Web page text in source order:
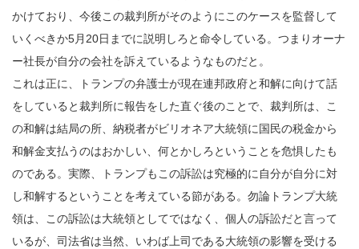
かけており、今後この裁判所がそのようにこのケースを監督して
いくべきか5月20日までに説明しろと命令している。つまりオーナ
ー社長が自分の会社を訴えているようなものだと。
これは正に、トランプの弁護士が現在連邦政府と和解に向けて話
をしていると裁判所に報告をした直ぐ後のことで、裁判所は、こ
の和解は結局の所、納税者がビリオネア大統領に国民の税金から
和解金支払うのはおかしい、何とかしろということを危惧したも
のである。実際、トランプもこの訴訟は究極的に自分が自分に対
し和解するということを考えている節がある。勿論トランプ大統
領は、この訴訟は大統領としてではなく、個人の訴訟だと言って
いるが、司法省は当然、いわば上司である大統領の影響を受ける